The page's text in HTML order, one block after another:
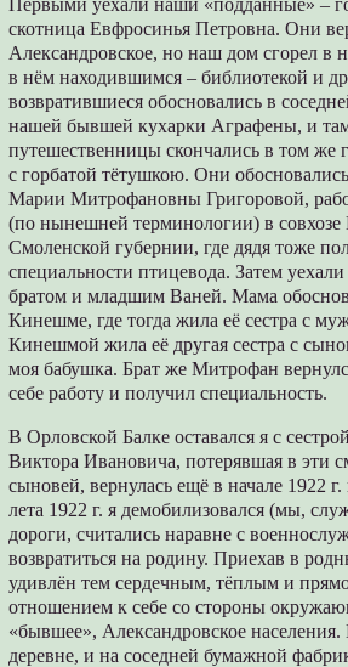
скотница Евфросинья Петровна. Они
Александровское, но наш дом сгорел в
в нём находившимся – библиотекой и
возвратившиеся обосновались в
нашей бывшей кухарки Аграфены, и
путешественницы скончались в том же
с горбатой тётушкою. Они
Марии Митрофановны Григоровой,
(по нынешней терминологии) в совхозе
Смоленской губернии, где дядя тоже
специальности птицевода. Затем
братом и младшим Ваней. Мама
Кинешме, где тогда жила её сестра с
Кинешмой жила её другая сестра с
моя бабушка. Брат же Митрофан
себе работу и получил специальность.
В Орловской Балке оставался я с
Виктора Ивановича, потерявшая в эти
сыновей, вернулась ещё в начале 1922
лета 1922 г. я демобилизовался (мы,
дороги, считались наравне с
возвратиться на родину. Приехав в
удивлён тем сердечным, тёплым и
отношением к себе со стороны
«бывшее», Александровское населения.
деревне, и на соседней бумажной